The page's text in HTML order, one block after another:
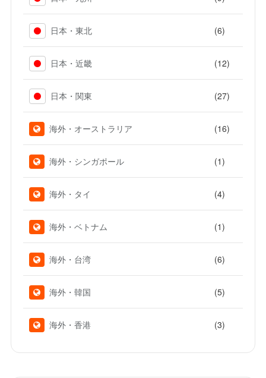
日本・東北 (6)
日本・近畿 (12)
日本・関東 (27)
海外・オーストラリア (16)
海外・シンガポール (1)
海外・タイ (4)
海外・ベトナム (1)
海外・台湾 (6)
海外・韓国 (5)
海外・香港 (3)